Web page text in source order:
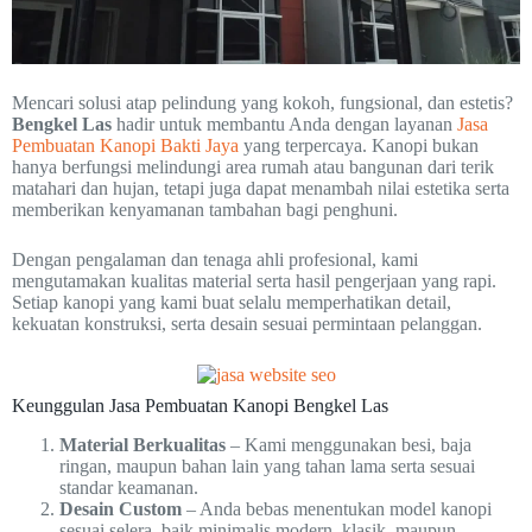
Mencari solusi atap pelindung yang kokoh, fungsional, dan estetis?
Bengkel Las hadir untuk membantu Anda dengan layanan Jasa
Pembuatan Kanopi Bakti Jaya yang terpercaya. Kanopi bukan
hanya berfungsi melindungi area rumah atau bangunan dari terik
matahari dan hujan, tetapi juga dapat menambah nilai estetika serta
memberikan kenyamanan tambahan bagi penghuni.
Dengan pengalaman dan tenaga ahli profesional, kami
mengutamakan kualitas material serta hasil pengerjaan yang rapi.
Setiap kanopi yang kami buat selalu memperhatikan detail,
kekuatan konstruksi, serta desain sesuai permintaan pelanggan.
Keunggulan Jasa Pembuatan Kanopi Bengkel Las
Material Berkualitas – Kami menggunakan besi, baja
ringan, maupun bahan lain yang tahan lama serta sesuai
standar keamanan.
Desain Custom – Anda bebas menentukan model kanopi